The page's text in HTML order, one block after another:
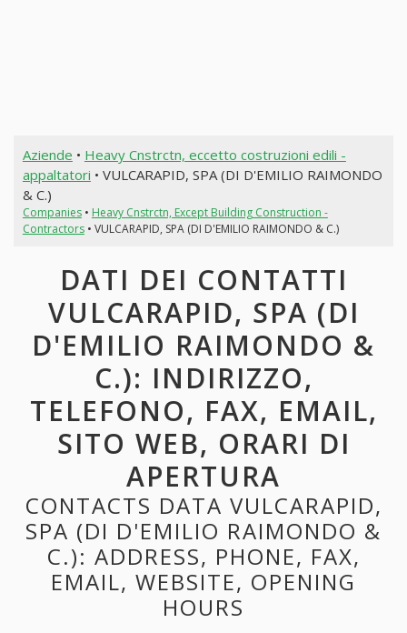
Aziende • Heavy Cnstrctn, eccetto costruzioni edili -
appaltatori • VULCARAPID, SPA (DI D'EMILIO RAIMONDO
& C.)
Companies• Heavy Cnstrctn, Except Building Construction -
Contractors• VULCARAPID, SPA (DI D'EMILIO RAIMONDO & C.)
DATI DEI CONTATTI
VULCARAPID, SPA (DI
D'EMILIO RAIMONDO &
C.): INDIRIZZO,
TELEFONO, FAX, EMAIL,
SITO WEB, ORARI DI
APERTURA
CONTACTS DATA VULCARAPID,
SPA (DI D'EMILIO RAIMONDO &
C.): ADDRESS, PHONE, FAX,
EMAIL, WEBSITE, OPENING
HOURS